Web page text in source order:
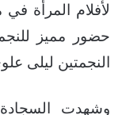
لأفلام المرأة
حضور مميز
النجمتين ليلى
وشهدت